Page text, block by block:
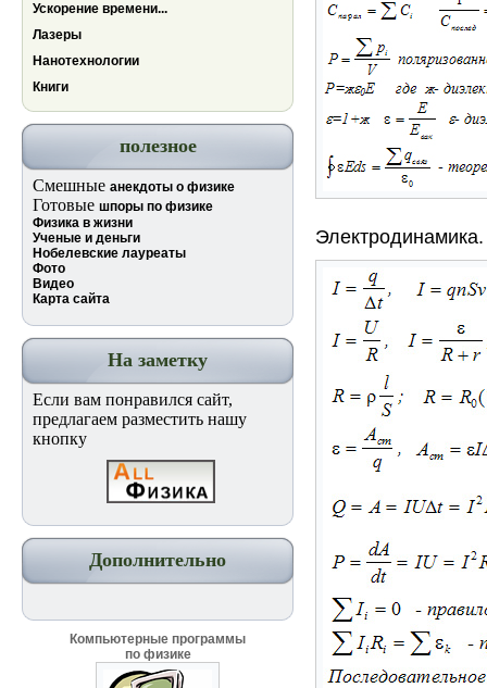
Ускорение времени...
Лазеры
Нанотехнологии
Книги
полезное
Смешные анекдоты о физике
Готовые шпоры по физике
Физика в жизни
Ученые и деньги
Нобелевские лауреаты
Фото
Видео
Карта сайта
На заметку
Если вам понравился сайт,
предлагаем разместить нашу
кнопку
Дополнительно
Компьютерные программы
по физике